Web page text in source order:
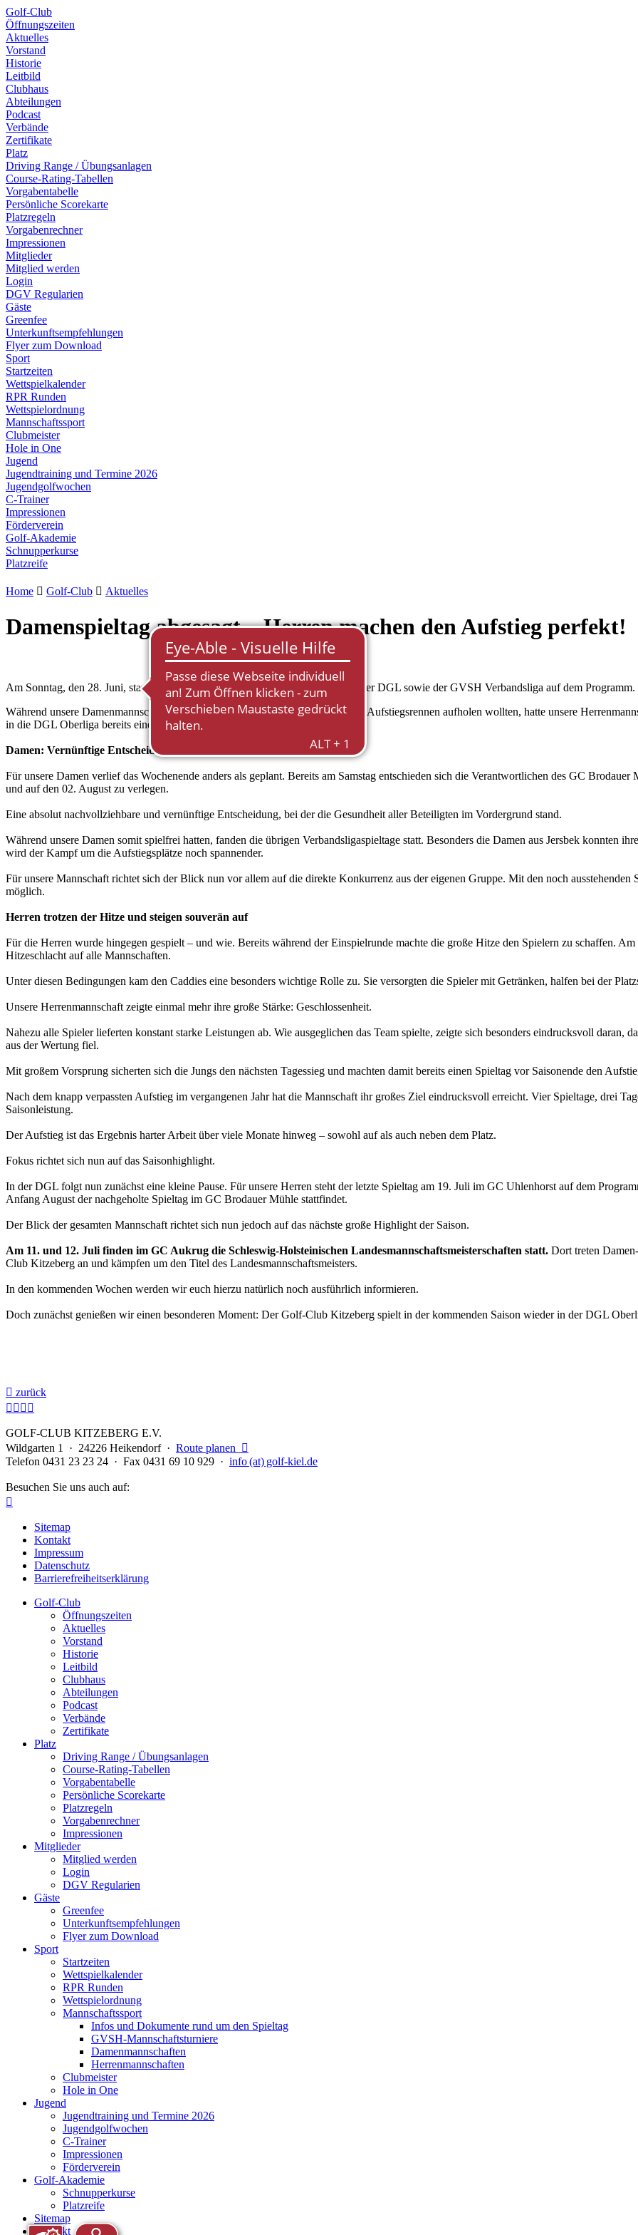
Golf-Club
Öffnungszeiten
Aktuelles
Vorstand
Historie
Leitbild
Clubhaus
Abteilungen
Podcast
Verbände
Zertifikate
Platz
Driving Range / Übungsanlagen
Course-Rating-Tabellen
Vorgabentabelle
Persönliche Scorekarte
Platzregeln
Vorgabenrechner
Impressionen
Mitglieder
Mitglied werden
Login
DGV Regularien
Gäste
Greenfee
Unterkunftsempfehlungen
Flyer zum Download
Sport
Startzeiten
Wettspielkalender
RPR Runden
Wettspielordnung
Mannschaftssport
Clubmeister
Hole in One
Jugend
Jugendtraining und Termine 2026
Jugendgolfwochen
C-Trainer
Impressionen
Förderverein
Golf-Akademie
Schnupperkurse
Platzreife
Home  Golf-Club  Aktuelles
Damenspieltag abgesagt – Herren machen den Aufstieg perfekt!
Am Sonntag, den 28. Juni, stand bereits der vierte und damit vorletzte Spieltag der DGL sowie der GVSH Verbandsliga auf dem Programm.
Während unsere Damenmannschaft im GC Brodauer Mühle weitere Schläge im Aufstiegsrennen aufholen wollten, hatte unsere
in die DGL Oberliga bereits einen Spieltag vor Saisonende perfekt zu machen.
Damen: Vernünftige Entscheidung aufgrund der Hitze
Für unsere Damen verlief das Wochenende anders als geplant. Bereits am Samstag entschieden sich die Verantwortlichen des GC
und auf den 02. August zu verlegen.
Eine absolut nachvollziehbare und vernünftige Entscheidung, bei der die Gesundheit aller Beteiligten im Vordergrund stand.
Während unsere Damen somit spielfrei hatten, fanden die übrigen Verbandsligaspieltage statt. Besonders die Damen aus Jersbek konnten
wird der Kampf um die Aufstiegsplätze noch spannender.
Für unsere Mannschaft richtet sich der Blick nun vor allem auf die direkte Konkurrenz aus der eigenen Gruppe. Mit den noch
möglich.
Herren trotzen der Hitze und steigen souverän auf
Für die Herren wurde hingegen gespielt – und wie. Bereits während der Einspielrunde machte die große Hitze den Spielern zu schaffen.
Hitzeschlacht auf alle Mannschaften.
Unter diesen Bedingungen kam den Caddies eine besonders wichtige Rolle zu. Sie versorgten die Spieler mit Getränken, halfen bei der
Unsere Herrenmannschaft zeigte einmal mehr ihre große Stärke: Geschlossenheit.
Nahezu alle Spieler lieferten konstant starke Leistungen ab. Wie ausgeglichen das Team spielte, zeigte sich besonders eindrucksvoll daran,
aus der Wertung fiel.
Mit großem Vorsprung sicherten sich die Jungs den nächsten Tagessieg und machten damit bereits einen Spieltag vor Saisonende den
Nach dem knapp verpassten Aufstieg im vergangenen Jahr hat die Mannschaft ihr großes Ziel eindrucksvoll erreicht. Vier Spieltage, drei
Saisonleistung.
Der Aufstieg ist das Ergebnis harter Arbeit über viele Monate hinweg – sowohl auf als auch neben dem Platz.
Fokus richtet sich nun auf das Saisonhighlight.
In der DGL folgt nun zunächst eine kleine Pause. Für unsere Herren steht der letzte Spieltag am 19. Juli im GC Uhlenhorst auf dem
Anfang August der nachgeholte Spieltag im GC Brodauer Mühle stattfindet.
Der Blick der gesamten Mannschaft richtet sich nun jedoch auf das nächste große Highlight der Saison.
Am 11. und 12. Juli finden im GC Aukrug die Schleswig-Holsteinischen Landesmannschaftsmeisterschaften statt. Dort treten
Club Kitzeberg an und kämpfen um den Titel des Landesmannschaftsmeisters.
In den kommenden Wochen werden wir euch hierzu natürlich noch ausführlich informieren.
Doch zunächst genießen wir einen besonderen Moment: Der Golf-Club Kitzeberg spielt in der kommenden Saison wieder in der DGL
 zurück
   
GOLF-CLUB KITZEBERG E.V.
Wildgarten 1 · 24226 Heikendorf · Route planen

Telefon 0431 23 23 24 · Fax 0431 69 10 929 · info (at) golf-kiel.de
Besuchen Sie uns auch auf:

Sitemap
Kontakt
Impressum
Datenschutz
Barrierefreiheitserklärung
Golf-Club
Öffnungszeiten
Aktuelles
Vorstand
Historie
Leitbild
Clubhaus
Abteilungen
Podcast
Verbände
Zertifikate
Platz
Driving Range / Übungsanlagen
Course-Rating-Tabellen
Vorgabentabelle
Persönliche Scorekarte
Platzregeln
Vorgabenrechner
Impressionen
Mitglieder
Mitglied werden
Login
DGV Regularien
Gäste
Greenfee
Unterkunftsempfehlungen
Flyer zum Download
Sport
Startzeiten
Wettspielkalender
RPR Runden
Wettspielordnung
Mannschaftssport
Infos und Dokumente rund um den Spieltag
GVSH-Mannschaftsturniere
Damenmannschaften
Herrenmannschaften
Clubmeister
Hole in One
Jugend
Jugendtraining und Termine 2026
Jugendgolfwochen
C-Trainer
Impressionen
Förderverein
Golf-Akademie
Schnupperkurse
Platzreife
Sitemap
Kontakt